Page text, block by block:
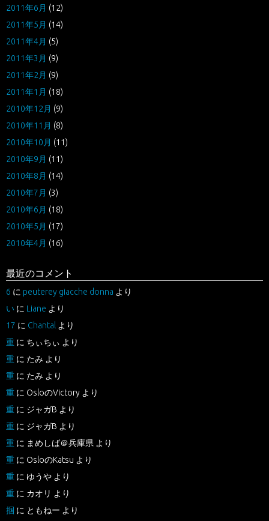
2011年6月 (12)
2011年5月 (14)
2011年4月 (5)
2011年3月 (9)
2011年2月 (9)
2011年1月 (18)
2010年12月 (9)
2010年11月 (8)
2010年10月 (11)
2010年9月 (11)
2010年8月 (14)
2010年7月 (3)
2010年6月 (18)
2010年5月 (17)
2010年4月 (16)
最近のコメント
6 に peuterey giacche donna より
い に Liane より
17 に Chantal より
重 に ちぃちぃ より
重 に たみ より
重 に たみ より
重 に OsloのVictory より
重 に ジャガB より
重 に ジャガB より
重 に まめしば＠兵庫県 より
重 に OsloのKatsu より
重 に ゆうや より
重 に カオリ より
掴 に ともねー より